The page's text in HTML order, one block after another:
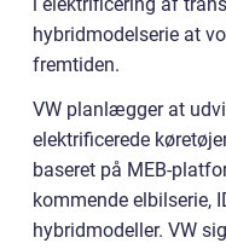
i elektrificering af
hybridmodelserie at
fremtiden.
VW planlægger at
elektrificerede
baseret på MEB-
kommende elbilserie,
hybridmodeller. VW